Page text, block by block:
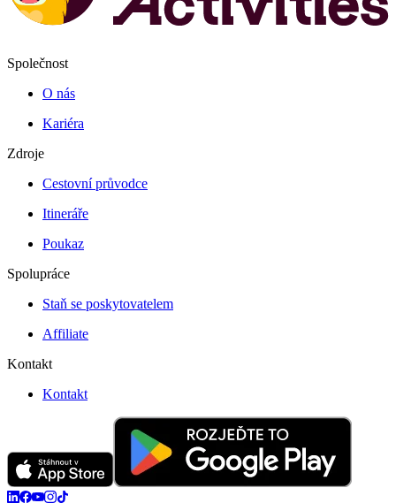
Společnost
O nás
Kariéra
Zdroje
Cestovní průvodce
Itineráře
Poukaz
Spolupráce
Staň se poskytovatelem
Affiliate
Kontakt
Kontakt